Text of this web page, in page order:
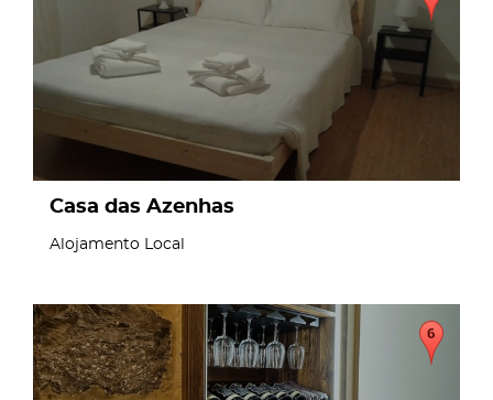
Casa das Azenhas
Alojamento Local
page